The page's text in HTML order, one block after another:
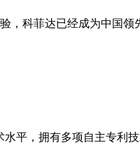
，科菲达已经成为中国
平，拥有多项自主专